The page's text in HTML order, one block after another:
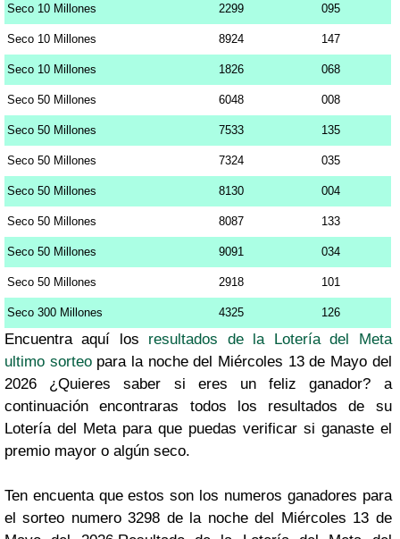
Seco 10 Millones 2299 095
Seco 10 Millones 8924 147
Seco 10 Millones 1826 068
Seco 50 Millones 6048 008
Seco 50 Millones 7533 135
Seco 50 Millones 7324 035
Seco 50 Millones 8130 004
Seco 50 Millones 8087 133
Seco 50 Millones 9091 034
Seco 50 Millones 2918 101
Seco 300 Millones 4325 126
Encuentra aquí los resultados de la Lotería del Meta
ultimo sorteopara la noche del Miércoles 13 de Mayo del
2026 ¿Quieres saber si eres un feliz ganador? a
continuación encontraras todos los resultados de su
Lotería del Meta para que puedas verificar si ganaste el
premio mayor o algún seco.
Ten encuenta que estos son los numeros ganadores para
el sorteo numero 3298 de la noche del Miércoles 13 de